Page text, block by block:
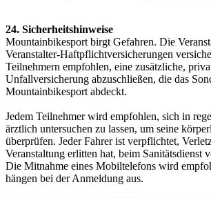
24. Sicherheitshinweise
Mountainbikesport birgt Gefahren. Die
Veranstalter-Haftpflichtversicherungen
Teilnehmern empfohlen, eine zusätzliche,
Unfallversicherung abzuschließen, die das
Mountainbikesport abdeckt.
Jedem Teilnehmer wird empfohlen, sich in
ärztlich untersuchen zu lassen, um seine
überprüfen. Jeder Fahrer ist verpflichtet,
Veranstaltung erlitten hat, beim Sanitätsdienst
Die Mitnahme eines Mobiltelefons wird
hängen bei der Anmeldung aus.